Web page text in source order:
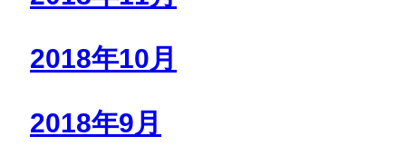
2018年10月
2018年9月